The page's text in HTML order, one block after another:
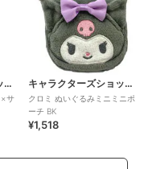
キャラクターズショップ ラフラフ
×サ
キャラクターズショップ ラフラフ
クロミ ぬいぐるみミニミニポ
ーチ BK
¥1,518